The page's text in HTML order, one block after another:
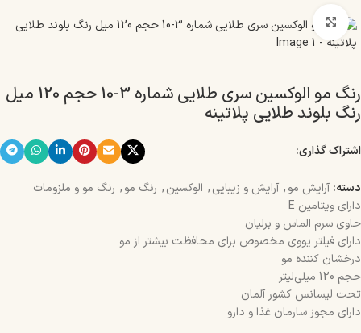
بزرگنمایی تصویر
رنگ مو الوکسین سری طلایی شماره 3-10 حجم 120 میل
رنگ بلوند طلایی پلاتینه
اشتراک گذاری:
دسته: آرایش مو, آرایش و زیبایی, الوکسین, رنگ مو, رنگ مو و ملزومات
دارای ویتامین E
حاوی سرم الماس و برلیان
دارای فیلتر یووی مخصوص برای محافظت بیشتر از مو
درخشان کننده مو
حجم 120 میلی‌لیتر
تحت لیسانس کشور آلمان
دارای مجوز سارمان غذا و دارو